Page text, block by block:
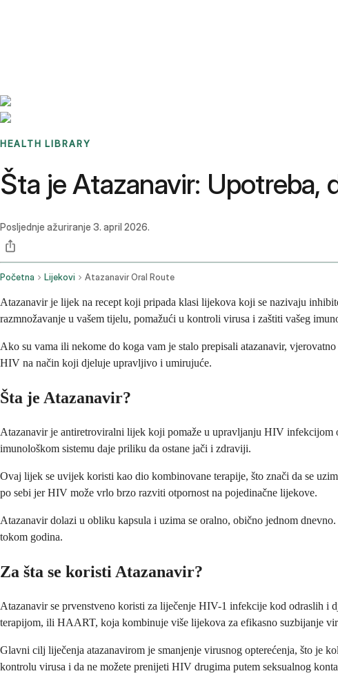
HEALTH LIBRARY
Šta je Atazanavir: Upotreba,
Posljednje ažuriranje 3. april 2026.
Početna Lijekovi Atazanavir Oral Route
Atazanavir je lijek na recept koji pripada klasi lijekova koji se nazivaju
razmnožavanje u vašem tijelu, pomažući u kontroli virusa i zaštiti vašeg
Ako su vama ili nekome do koga vam je stalo prepisali atazanavir,
HIV na način koji djeluje upravljivo i umirujuće.
Šta je Atazanavir?
Atazanavir je antiretroviralni lijek koji pomaže u upravljanju HIV infekcijom
imunološkom sistemu daje priliku da ostane jači i zdraviji.
Ovaj lijek se uvijek koristi kao dio kombinovane terapije, što znači da se
po sebi jer HIV može vrlo brzo razviti otpornost na pojedinačne lijekove.
Atazanavir dolazi u obliku kapsula i uzima se oralno, obično jednom
tokom godina.
Za šta se koristi Atazanavir?
Atazanavir se prvenstveno koristi za liječenje HIV-1 infekcije kod odraslih i
terapijom, ili HAART, koja kombinuje više lijekova za efikasno suzbijanje
Glavni cilj liječenja atazanavirom je smanjenje virusnog opterećenja, što je
kontrolu virusa i da ne možete prenijeti HIV drugima putem seksualnog